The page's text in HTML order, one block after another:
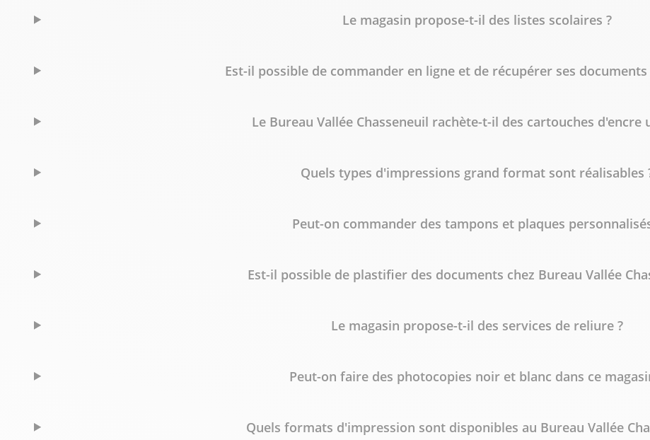
Le magasin propose-t-il des listes scolaires ?
Est-il possible de commander en ligne et de récupérer ses documents
Le Bureau Vallée Chasseneuil rachète-t-il des cartouches d'encre
Quels types d'impressions grand format sont réalisables
Peut-on commander des tampons et plaques
Est-il possible de plastifier des documents chez Bureau Vallée
Le magasin propose-t-il des services de reliure ?
Peut-on faire des photocopies noir et blanc dans ce
Quels formats d'impression sont disponibles au Bureau Vallée